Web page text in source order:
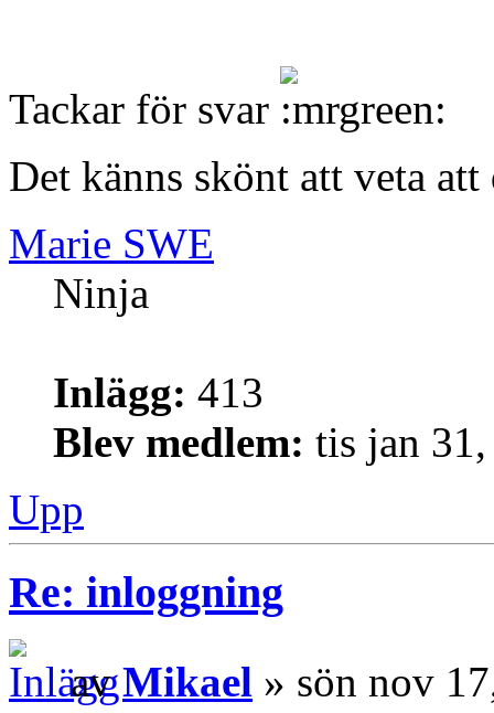
Tackar för svar
Det känns skönt att veta
Marie SWE
Ninja
Inlägg: 413
Blev medlem: tis jan
Upp
Re: inloggning
avMikael » sön nov